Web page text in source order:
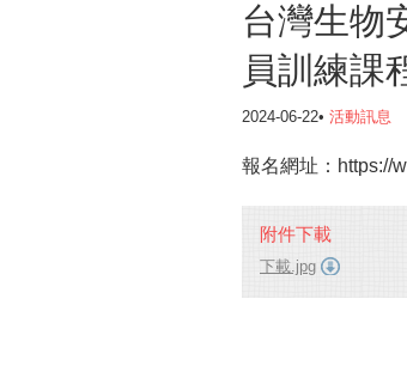
台灣生物
員訓練課
2024-06-22• 活動訊息
報名網址：https://
附件下載
下載.jpg